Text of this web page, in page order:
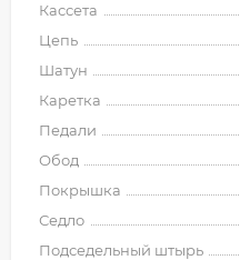
Кассета
Цепь
Шатун
Каретка
Педали
Обод
Покрышка
Седло
Подседельный штырь